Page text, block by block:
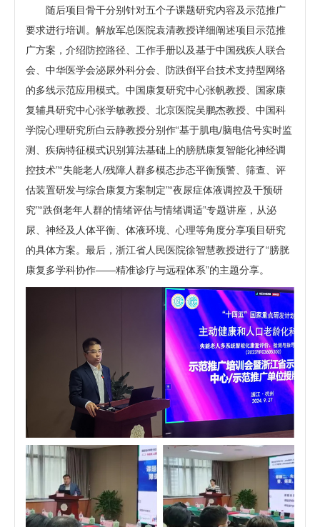
随后项目骨干分别针对五个子课题研究内容及示范推广
要求进行培训。解放军总医院袁清教授详细阐述项目示范推
广方案，介绍防控路径、工作手册以及基于中国残疾人联合
会、中华医学会泌尿外科分会、防跌倒平台技术支持型网络
的多线示范应用模式。中国康复研究中心张帆教授、国家康
复辅具研究中心张学敏教授、北京医院吴鹏杰教授、中国科
学院心理研究所白云静教授分别作“基于肌电/脑电信号实时监
测、疾病特征模式识别算法基础上的膀胱康复智能化神经调
控技术”“失能老人/残障人群多模态步态平衡预警、筛查、评
估装置研发与综合康复方案制定”“夜尿症体液调控及干预研
究”“跌倒老年人群的情绪评估与情绪调适”专题讲座，从泌
尿、神经及人体平衡、体液环境、心理等角度分享项目研究
的具体方案。最后，浙江省人民医院徐智慧教授进行了“膀胱
康复多学科协作——精准诊疗与远程体系”的主题分享。